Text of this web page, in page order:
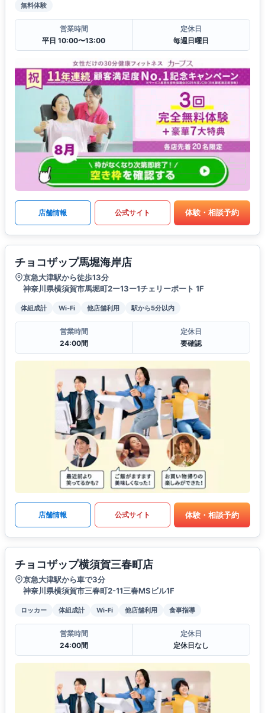
無料体験
営業時間
平日 10:00〜13:00
定休日
毎週日曜日
店舗情報 公式サイト 体験・相談予約
チョコザップ馬堀海岸店
京急大津駅から徒歩13分
神奈川県横須賀市馬堀町2ー13ー1チェリーポート 1F
体組成計 Wi-Fi 他店舗利用 駅から5分以内
営業時間
24:00間
定休日
要確認
店舗情報 公式サイト 体験・相談予約
チョコザップ横須賀三春町店
京急大津駅から車で3分
神奈川県横須賀市三春町2-11三春MSビル1F
ロッカー 体組成計 Wi-Fi 他店舗利用 食事指導
営業時間
24:00間
定休日
定休日なし